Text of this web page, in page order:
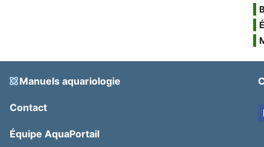
Manuels aquariologie
Contact
Équipe AquaPortail